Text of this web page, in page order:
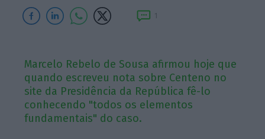
1
Marcelo Rebelo de Sousa afirmou hoje que
quando escreveu nota sobre Centeno no
site da Presidência da República fê-lo
conhecendo "todos os elementos
fundamentais" do caso.